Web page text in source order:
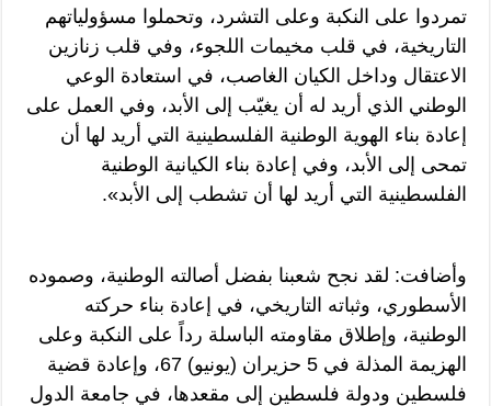
تمردوا على النكبة وعلى التشرد، وتحملوا مسؤولياتهم
التاريخية، في قلب مخيمات اللجوء، وفي قلب زنازين
الاعتقال وداخل الكيان الغاصب، في استعادة الوعي
الوطني الذي أريد له أن يغيّب إلى الأبد، وفي العمل على
إعادة بناء الهوية الوطنية الفلسطينية التي أريد لها أن
تمحى إلى الأبد، وفي إعادة بناء الكيانية الوطنية
الفلسطينية التي أريد لها أن تشطب إلى الأبد».
وأضافت: لقد نجح شعبنا بفضل أصالته الوطنية، وصموده
الأسطوري، وثباته التاريخي، في إعادة بناء حركته
الوطنية، وإطلاق مقاومته الباسلة رداً على النكبة وعلى
الهزيمة المذلة في 5 حزيران (يونيو) 67، وإعادة قضية
فلسطين ودولة فلسطين إلى مقعدها، في جامعة الدول